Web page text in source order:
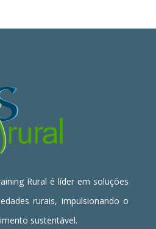
Rural é líder em soluções
rurais, impulsionando o
sustentável.